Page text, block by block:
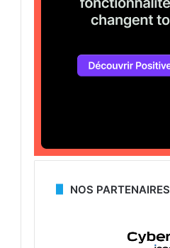
NOS PARTENAIRES